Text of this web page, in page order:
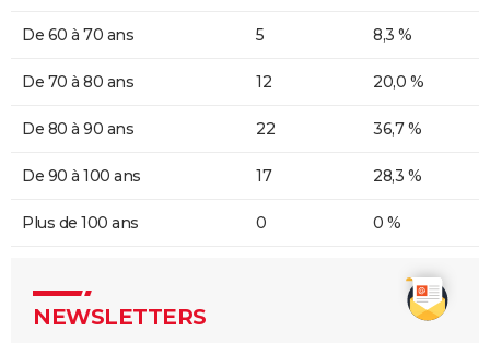
De 60 à 70 ans 5 8,3 %
De 70 à 80 ans 12 20,0 %
De 80 à 90 ans 22 36,7 %
De 90 à 100 ans 17 28,3 %
Plus de 100 ans 0 0 %
NEWSLETTERS